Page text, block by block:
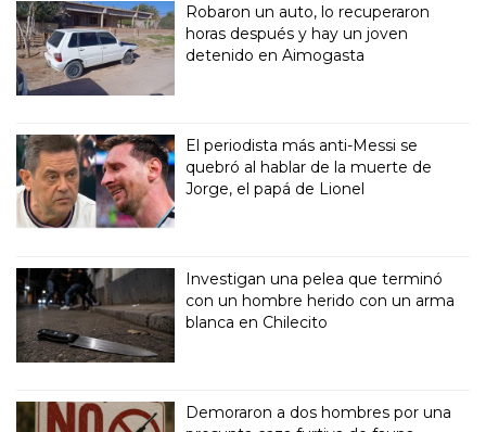
Robaron un auto, lo recuperaron
horas después y hay un joven
detenido en Aimogasta
El periodista más anti-Messi se
quebró al hablar de la muerte de
Jorge, el papá de Lionel
Investigan una pelea que terminó
con un hombre herido con un arma
blanca en Chilecito
Demoraron a dos hombres por una